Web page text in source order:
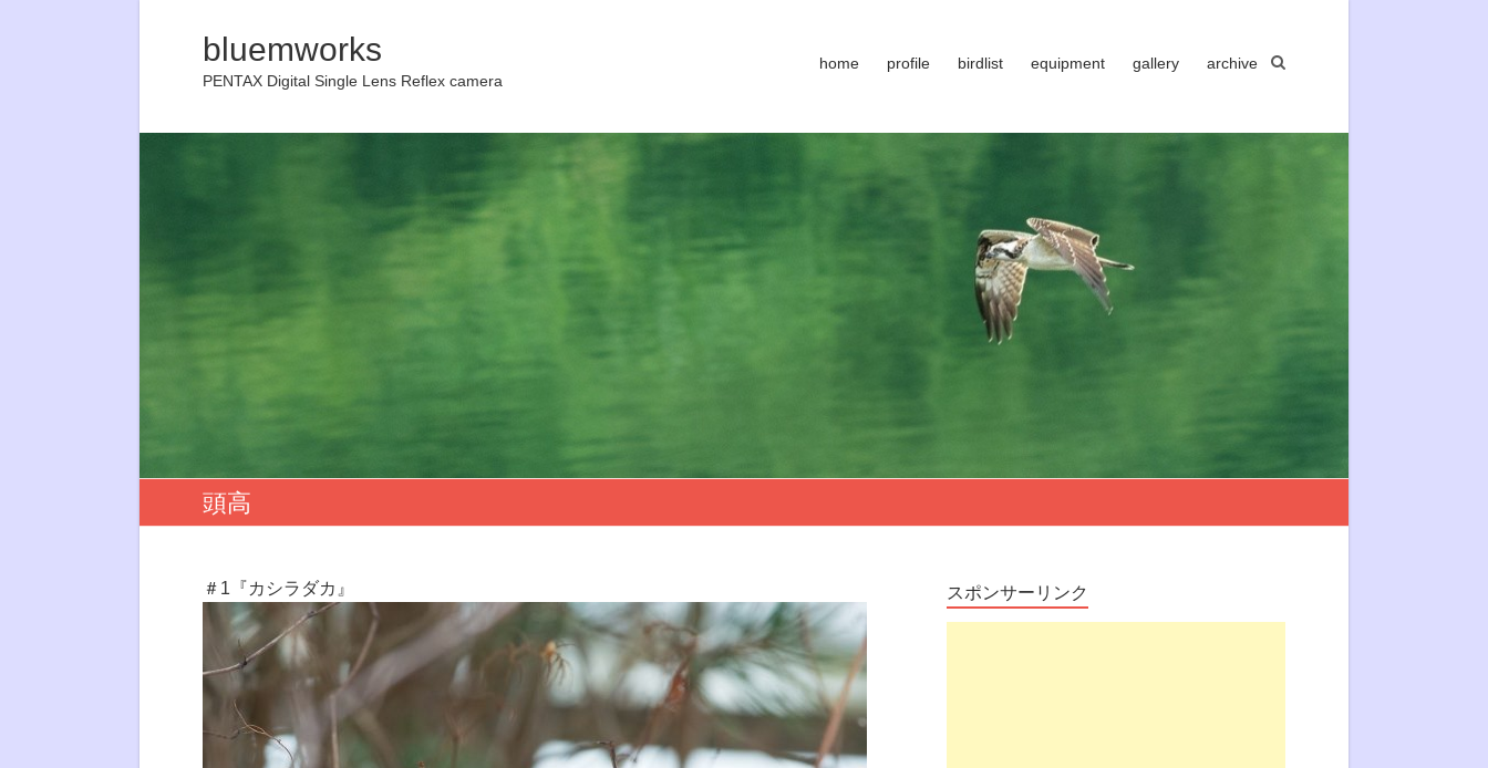
bluemworks
PENTAX Digital Single Lens Reflex camera
home profile birdlist equipment gallery archive
頭高
＃1『カシラダカ』 スポンサーリンク